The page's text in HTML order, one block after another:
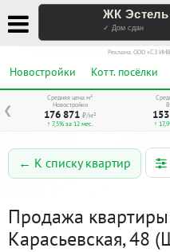
ЖК Эстель
✓ Дом сдан
Реклама. ООО «СЗ
Новостройки Котт. посёлки
❮
Средняя цена м²
Новостройки
176 871 ₽/м²
↑ 7,5% за 12 мес. ↑
← К списку квартир
Продажа
Карасьевская, 48